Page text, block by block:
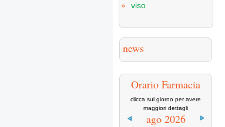
viso
news
Orario Farmacia
clicca sul giorno per avere
maggiori dettagli
ago 2026